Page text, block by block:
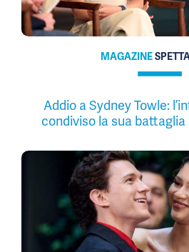
MAGAZINE
Addio a Sydney Towle:
condiviso la sua